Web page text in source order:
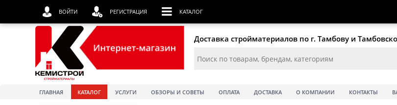
Доставка стройматериалов по г. Тамбову и
ГЛАВНАЯ КАТАЛОГ УСЛУГИ ОБЗОРЫ И СОВЕТЫ ОПЛАТА ДОСТАВКА О КОМПАНИИ КОНТАКТЫ
ВОЙТИ РЕГИСТРАЦИЯ КАТАЛОГ